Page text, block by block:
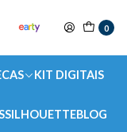
0
KIT DIGITAIS
SILHOUETTEBLOG